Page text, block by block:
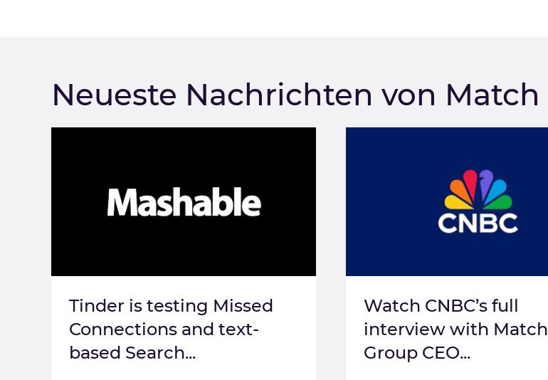
Neueste Nachrichten von Match
Tinder is testing Missed
Connections and text-
based Search...
Watch CNBC’s full
interview with Match
Group CEO...